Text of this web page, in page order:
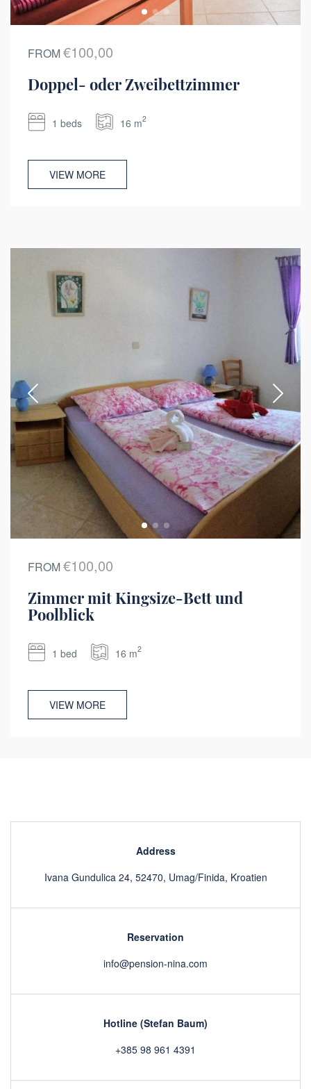
FROM€100,00
Doppel- oder Zweibettzimmer
1 beds 16 m2
VIEW MORE
FROM€100,00
Zimmer mit Kingsize-Bett und
Poolblick
1 bed 16 m2
VIEW MORE
Address
Ivana Gundulica 24, 52470, Umag/Finida, Kroatien
Reservation
info@pension-nina.com
Hotline (Stefan Baum)
+385 98 961 4391